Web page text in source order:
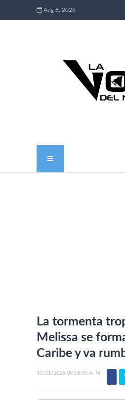
Aug 8, 2026
La tormenta
Melissa se
Caribe y va
10/21/2025 09:58:00 A. M.